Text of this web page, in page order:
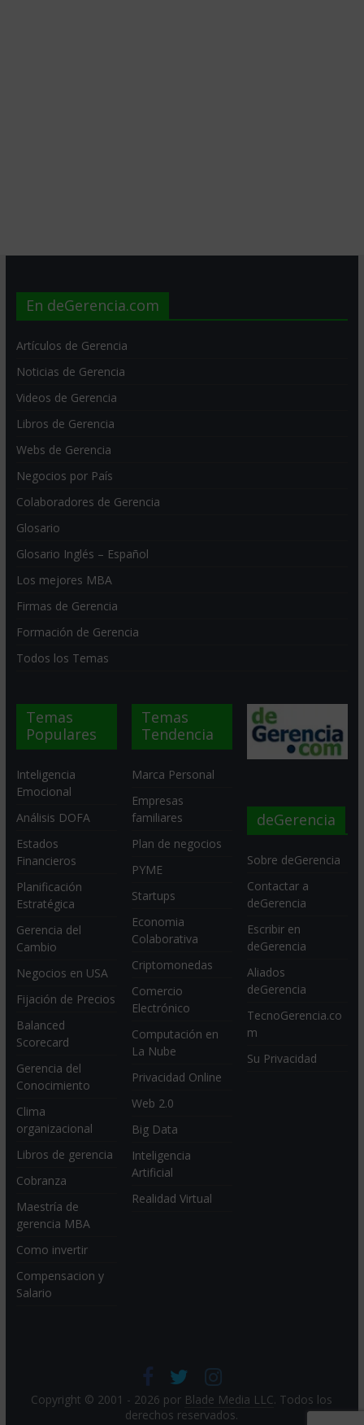
En deGerencia.com
Artículos de Gerencia
Noticias de Gerencia
Videos de Gerencia
Libros de Gerencia
Webs de Gerencia
Negocios por País
Colaboradores de Gerencia
Glosario
Glosario Inglés – Español
Los mejores MBA
Firmas de Gerencia
Formación de Gerencia
Todos los Temas
Temas
Populares
Inteligencia
Emocional
Análisis DOFA
Estados
Financieros
Planificación
Estratégica
Gerencia del
Cambio
Negocios en USA
Fijación de Precios
Balanced
Scorecard
Gerencia del
Conocimiento
Clima
organizacional
Libros de gerencia
Cobranza
Maestría de
gerencia MBA
Como invertir
Compensacion y
Salario
Temas
Tendencia
Marca Personal
Empresas
familiares
Plan de negocios
PYME
Startups
Economia
Colaborativa
Criptomonedas
Comercio
Electrónico
Computación en
La Nube
Privacidad Online
Web 2.0
Big Data
Inteligencia
Artificial
Realidad Virtual
deGerencia
Sobre deGerencia
Contactar a
deGerencia
Escribir en
deGerencia
Aliados
deGerencia
TecnoGerencia.co
m
Su Privacidad
Copyright © 2001 - 2026 por Blade Media LLC. Todos los
derechos reservados.